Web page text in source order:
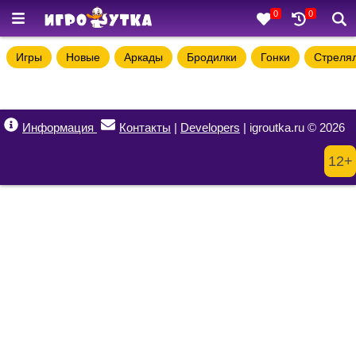
0 0
Игры Новые Аркады Бродилки Гонки
Информация Контакты | Developers | igroutka.ru © 2026
12+